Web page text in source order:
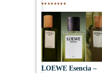
LOEWE Esencia –